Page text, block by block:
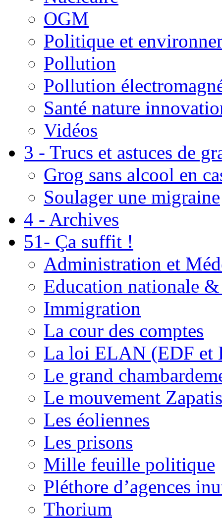
OGM
Politique et
Pollution
Pollution
Santé nature
Vidéos
3 - Trucs et astuces de
Grog sans alcool en
Soulager une migraine
4 - Archives
51- Ça suffit !
Administration et
Education nationale
Immigration
La cour des comptes
La loi ELAN (EDF et
Le grand
Le mouvement
Les éoliennes
Les prisons
Mille feuille politique
Pléthore d’agences
Thorium